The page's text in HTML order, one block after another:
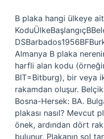
SESLER
YAZILAR
B plaka hangi ülkeye
Almanya B plaka
harfli alan kodu
BIT=Bitburg), bir veya
rakamdan oluşur.
Bosna-Hersek: BA.
plakası nasıl? Mevcut
önek, ardından dört
bulunur. Plakanın sol